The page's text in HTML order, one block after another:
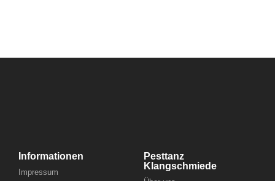
Informationen
Impressum
Pesttanz
Klangschmiede